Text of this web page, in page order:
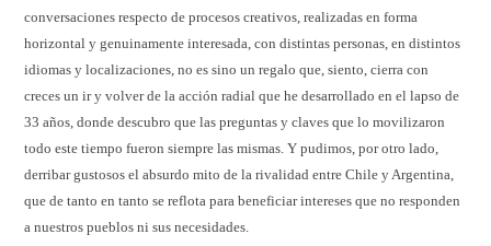
conversaciones respecto de procesos creativos, realizadas en forma
horizontal y genuinamente interesada, con distintas personas, en distintos
idiomas y localizaciones, no es sino un regalo que, siento, cierra con
creces un ir y volver de la acción radial que he desarrollado en el lapso de
33 años, donde descubro que las preguntas y claves que lo movilizaron
todo este tiempo fueron siempre las mismas. Y pudimos, por otro lado,
derribar gustosos el absurdo mito de la rivalidad entre Chile y Argentina,
que de tanto en tanto se reflota para beneficiar intereses que no responden
a nuestros pueblos ni sus necesidades.